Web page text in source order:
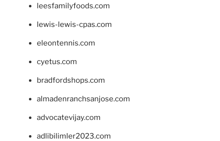
leesfamilyfoods.com
lewis-lewis-cpas.com
eleontennis.com
cyetus.com
bradfordshops.com
almadenranchsanjose.com
advocatevijay.com
adlibilimler2023.com